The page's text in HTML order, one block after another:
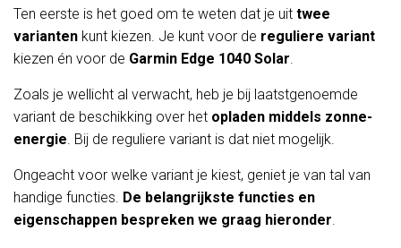
Ten eerste is het goed om te weten dat je uit twee
varianten kunt kiezen. Je kunt voor de reguliere variant
kiezen én voor de Garmin Edge 1040 Solar.
Zoals je wellicht al verwacht, heb je bij laatstgenoemde
variant de beschikking over het opladen middels zonne-
energie. Bij de reguliere variant is dat niet mogelijk.
Ongeacht voor welke variant je kiest, geniet je van tal van
handige functies. De belangrijkste functies en
eigenschappen bespreken we graag hieronder.